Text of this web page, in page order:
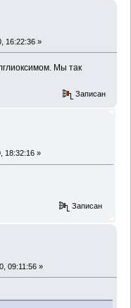
16:22:36 »
Мы так
Записан
18:32:16 »
Записан
09:11:56 »